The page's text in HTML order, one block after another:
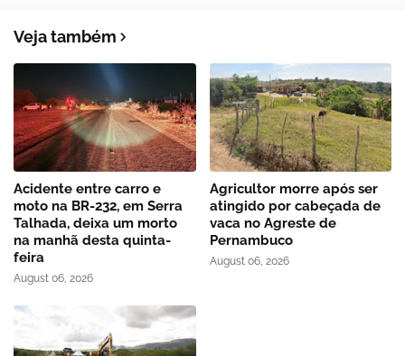
Veja também
Acidente entre carro e
moto na BR-232, em Serra
Talhada, deixa um morto
na manhã desta quinta-
feira
August 06, 2026
Agricultor morre após ser
atingido por cabeçada de
vaca no Agreste de
Pernambuco
August 06, 2026